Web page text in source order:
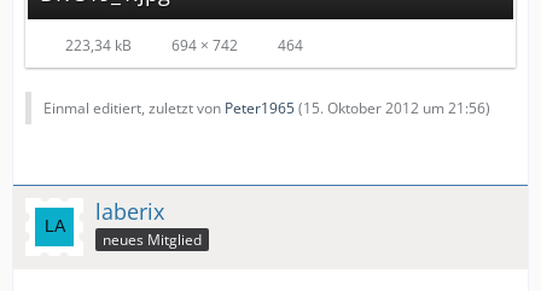
223,34 kB 694 × 742 464
Einmal editiert, zuletzt von Peter1965(15. Oktober 2012 um 21:56)
laberix
neues Mitglied